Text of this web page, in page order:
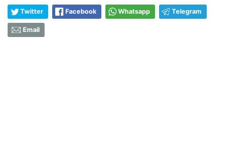
Twitter Facebook Whatsapp Telegram
Email